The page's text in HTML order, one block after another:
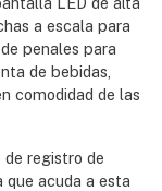
a escala para
penales para
de bebidas,
comodidad de las
registro de
que acuda a esta